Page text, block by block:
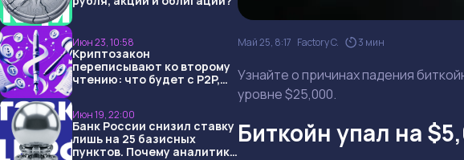
Июн 23, 10:58
Криптозакон
переписывают ко второму
чтению: что будет с P2P,
Июн 19, 22:00
Банк России снизил ставку
лишь на 25 базисных
пунктов. Почему аналитики
Май 25, 8:17 Factory C. 3 мин
Узнайте о причинах падения
уровне $25,000.
Биткойн упал на